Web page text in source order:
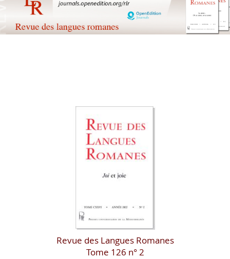
Revue des Langues Romanes
Tome 126 n° 2